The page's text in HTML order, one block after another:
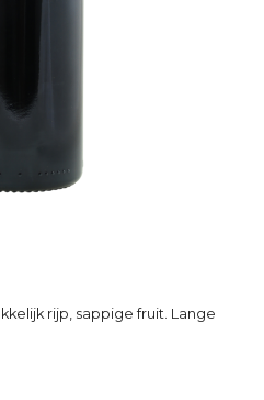
rijp, sappige fruit. Lange